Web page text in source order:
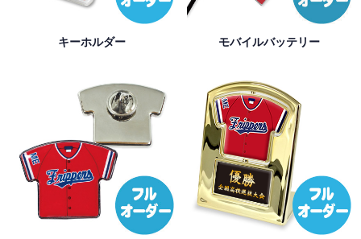
キーホルダー モバイルバッテリー